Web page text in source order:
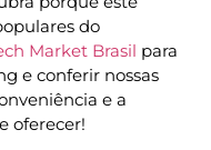
do
Market Brasil para
e conferir nossas
e a
oferecer!